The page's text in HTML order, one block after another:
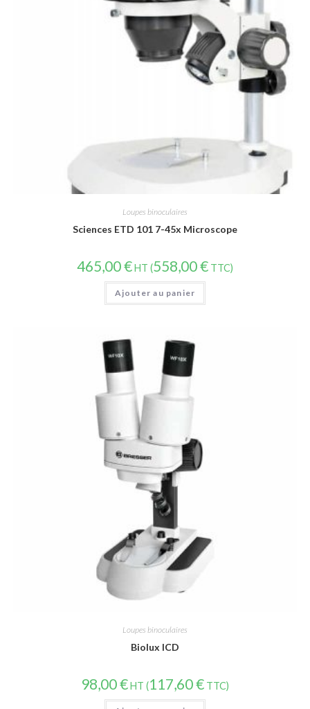
Loupes binoculaires
Sciences ETD 101 7-45x Microscope
465,00€HT (558,00€ TTC)
Ajouter au panier
Loupes binoculaires
Biolux ICD
98,00€HT (117,60€ TTC)